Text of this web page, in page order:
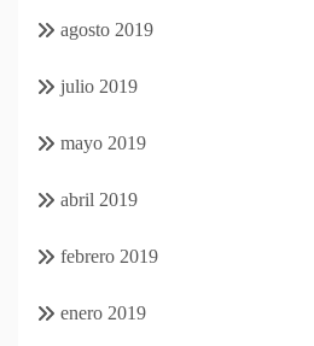
agosto 2019
julio 2019
mayo 2019
abril 2019
febrero 2019
enero 2019